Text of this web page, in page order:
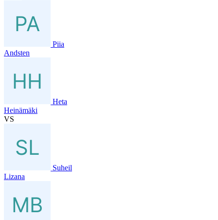
Piia
Andsten
Heta
Heinämäki
VS
Suheil
Lizana